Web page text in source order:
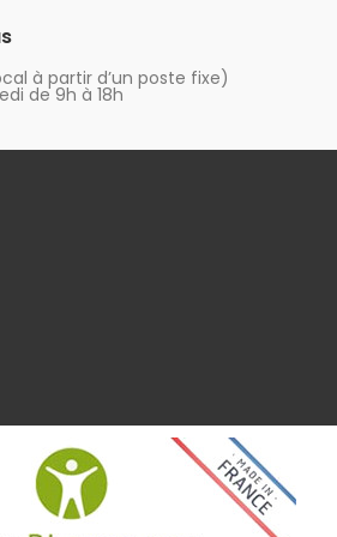
à partir d’un poste fixe)
de 9h à 18h